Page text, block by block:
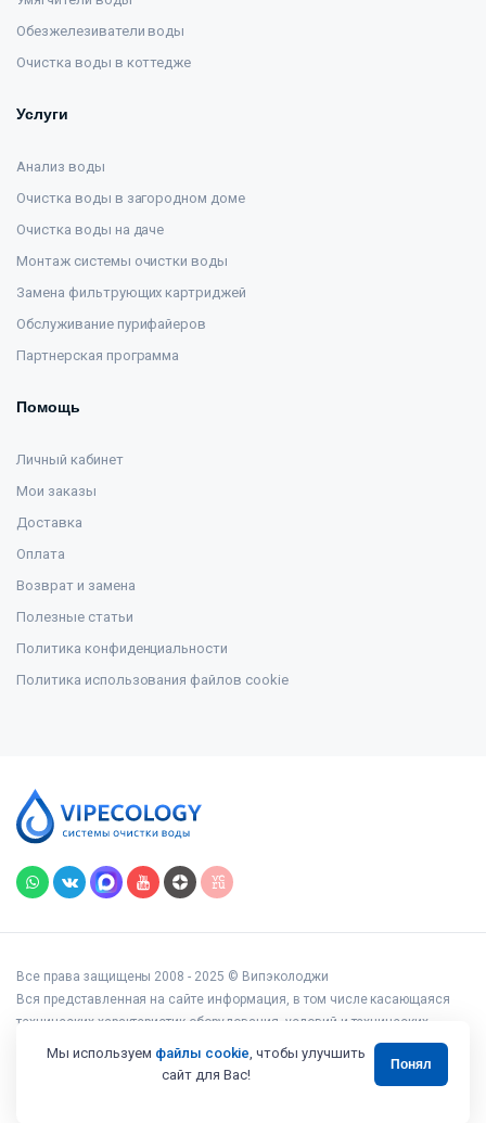
Обезжелезиватели воды
Очистка воды в коттедже
Услуги
Анализ воды
Очистка воды в загородном доме
Очистка воды на даче
Монтаж системы очистки воды
Замена фильтрующих картриджей
Обслуживание пурифайеров
Партнерская программа
Помощь
Личный кабинет
Мои заказы
Доставка
Оплата
Возврат и замена
Полезные статьи
Политика конфиденциальности
Политика использования файлов cookie
Все права защищены 2008 - 2025 © Випэколоджи
Вся представленная на сайте информация, в том числе касающаяся
технических характеристик оборудования, условий и технических
возможностей подключения, наличия на складе, стоимости товаров и
услуг, носит информационный характер и ни при каких условиях не
является публичной офертой, определяемой положениями статьи 437
Мы используем файлы cookie, чтобы улучшить
сайт для Вас!
Понял